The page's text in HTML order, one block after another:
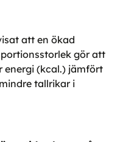
att en ökad
gör att
energi (kcal.) jämfört
tallrikar i